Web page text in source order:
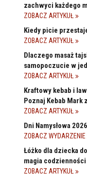
zachwyci każdego
ZOBACZ ARTYKUŁ
Kiedy picie
ZOBACZ ARTYKUŁ
Dlaczego masaż
samopoczucie w
ZOBACZ ARTYKUŁ
Kraftowy kebab i
Poznaj Kebab Mark
ZOBACZ ARTYKUŁ
Dni Namysłowa 2026
ZOBACZ WYDARZENIE
Łóżko dla dziecka
magia codzienności
ZOBACZ ARTYKUŁ